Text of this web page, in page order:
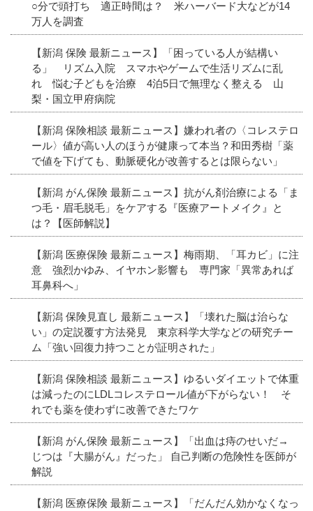
○分で頭打ち 適正時間は？ 米ハーバード大などが14
万人を調査
【新潟 保険 最新ニュース】「困っている人が結構い
る」 リズム入院 スマホやゲームで生活リズムに乱
れ 悩む子どもを治療 4泊5日で無理なく整える 山
梨・国立甲府病院
【新潟 保険相談 最新ニュース】嫌われ者の〈コレステロ
ール〉値が高い人のほうが健康って本当？和田秀樹「薬
で値を下げても、動脈硬化が改善するとは限らない」
【新潟 がん保険 最新ニュース】抗がん剤治療による「ま
つ毛・眉毛脱毛」をケアする『医療アートメイク』と
は？【医師解説】
【新潟 医療保険 最新ニュース】梅雨期、「耳カビ」に注
意 強烈かゆみ、イヤホン影響も 専門家「異常あれば
耳鼻科へ」
【新潟 保険見直し 最新ニュース】「壊れた脳は治らな
い」の定説覆す方法発見 東京科学大学などの研究チー
ム「強い回復力持つことが証明された」
【新潟 保険相談 最新ニュース】ゆるいダイエットで体重
は減ったのにLDLコレステロール値が下がらない！ そ
れでも薬を使わずに改善できたワケ
【新潟 がん保険 最新ニュース】「出血は痔のせいだ→
じつは『大腸がん』だった」 自己判断の危険性を医師が
解説
【新潟 医療保険 最新ニュース】「だんだん効かなくなっ